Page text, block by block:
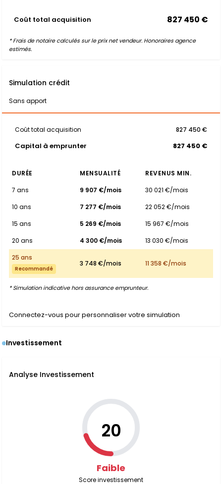
Coût total acquisition 827 450 €
* Frais de notaire calculés sur le prix net vendeur. Honoraires agence
estimés.
Simulation crédit
Sans apport
Coût total acquisition 827 450 €
Capital à emprunter 827 450 €
DURÉE MENSUALITÉ
REVENUS MIN.
7 ans
9 907 €/mois
30 021 €/mois
10 ans
7 277 €/mois
22 052 €/mois
15 ans
5 269 €/mois
15 967 €/mois
20 ans
4 300 €/mois
13 030 €/mois
25 ans
Recommandé
3 748 €/mois 11 358 €/mois
* Simulation indicative hors assurance emprunteur.
Connectez-vous pour personnaliser votre simulation
Investissement
Analyse Investissement
20
Faible
Score investissement